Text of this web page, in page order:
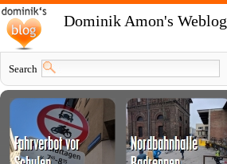
Dominik Amon's Weblog
Search